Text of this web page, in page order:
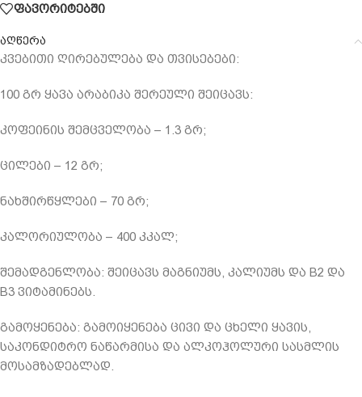
ფავორიტებში
აღწერა
კვებითი ღირებულება და თვისებები:
100 გრ ყავა არაბიკა შერეული შეიცავს:
კოფეინის შემცველობა – 1.3 გრ;
ცილები – 12 გრ;
ნახშირწყლები – 70 გრ;
კალორიულობა – 400 კკალ;
შემადგენლობა: შეიცავს მაგნიუმს, კალიუმს და B2 და
B3 ვიტამინებს.
გამოყენება: გამოიყენება ცივი და ცხელი ყავის,
საკონდიტრო ნაწარმისა და ალკოჰოლური სასმლის
მოსამზადებლად.